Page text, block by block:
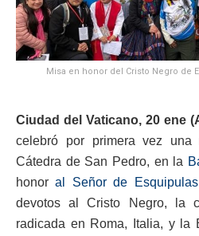
Misa en honor del Cristo Negro de
Ciudad del Vaticano, 20 ene
celebró por primera vez
Cátedra de San Pedro, en la
honoral Señor de
devotos al Cristo Negro, la
radicada en Roma, Italia, y la